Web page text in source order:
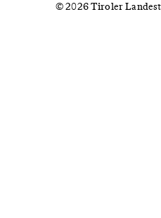
© 2026 Tiroler